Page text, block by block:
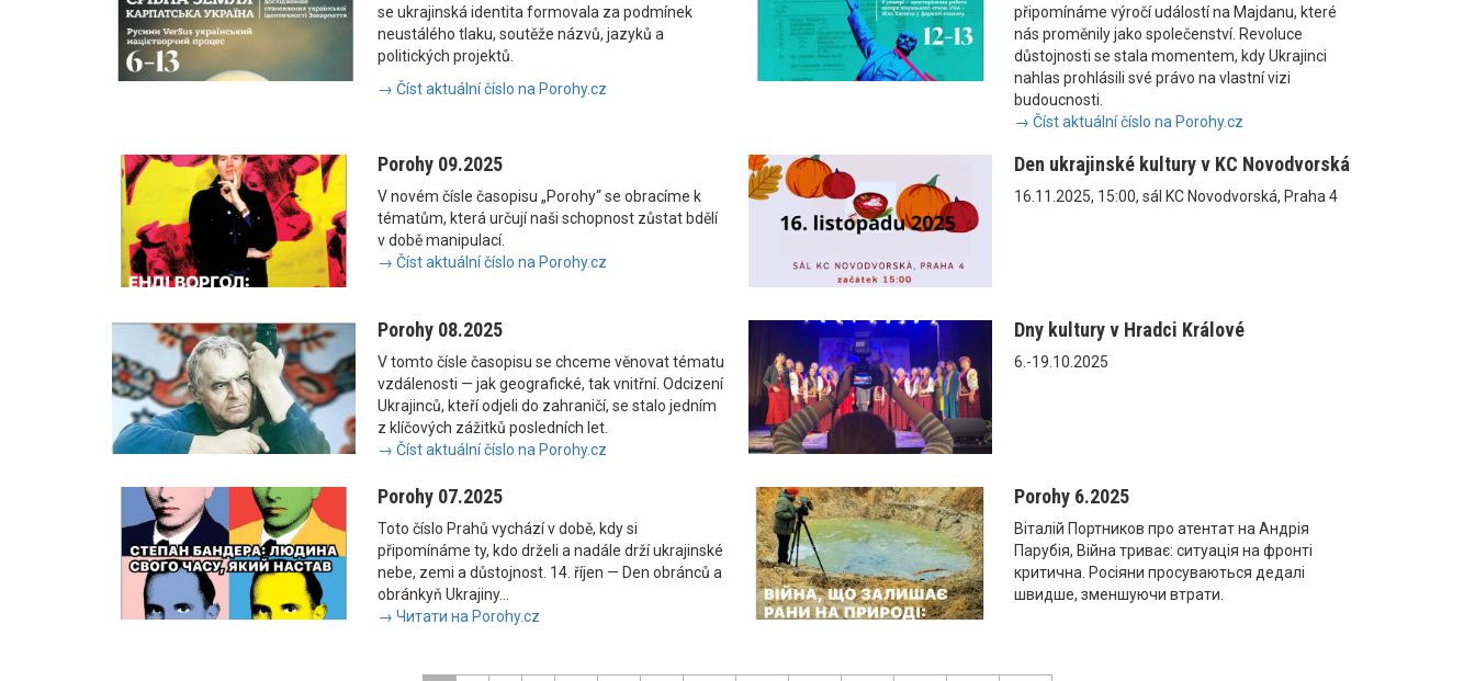
se ukrajinská identita formovala za podmínek
neustálého tlaku, soutěže názvů, jazyků a
politických projektů.
→ Číst aktuální číslo na Porohy.cz
připomínáme výročí událostí na Majdanu, které
nás proměnily jako společenství. Revoluce
důstojnosti se stala momentem, kdy Ukrajinci
nahlas prohlásili své právo na vlastní vizi
budoucnosti.
→ Číst aktuální číslo na Porohy.cz
Porohy 09.2025
V novém čísle časopisu „Porohy“ se obracíme k
tématům, která určují naši schopnost zůstat bdělí
v době manipulací.
→ Číst aktuální číslo na Porohy.cz
Den ukrajinské kultury v KC Novodvorská
16.11.2025, 15:00, sál KC Novodvorská, Praha 4
Porohy 08.2025
V tomto čísle časopisu se chceme věnovat tématu
vzdálenosti — jak geografické, tak vnitřní. Odcizení
Ukrajinců, kteří odjeli do zahraničí, se stalo jedním
z klíčových zážitků posledních let.
→ Číst aktuální číslo na Porohy.cz
Dny kultury v Hradci Králové
6.-19.10.2025
Porohy 07.2025
Toto číslo Prahů vychází v době, kdy si
připomínáme ty, kdo drželi a nadále drží ukrajinské
nebe, zemi a důstojnost. 14. říjen — Den obránců a
obránkyň Ukrajiny...
→ Читати на Porohy.cz
Porohy 6.2025
Віталій Портников про атентат на Андрія
Парубія, Війна триває: ситуація на фронті
критична. Росіяни просуваються дедалі
швидше, зменшуючи втрати.